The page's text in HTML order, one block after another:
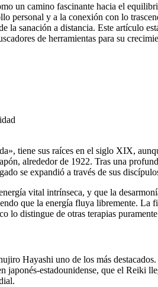
un camino fascinante hacia el
personal y a la conexión con lo
la sanación a distancia. Este artículo
de herramientas para su
tiene sus raíces en el siglo XIX,
alrededor de 1922. Tras una
se expandió a través de sus
vital intrínseca, y que la
que la energía fluya libremente.
lo distingue de otras terapias
Hayashi uno de los más
estadounidense, que el Reiki